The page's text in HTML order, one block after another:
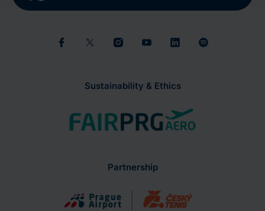
Sustainability & Ethics
Partnership